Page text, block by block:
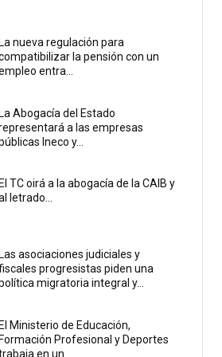
La nueva regulación para
la pensión con un
entra...
La Abogacía del Estado
a las empresas
Ineco y...
El TC oirá a la abogacía de la CAIB y
letrado...
Las asociaciones judiciales y
progresistas piden una
migratoria integral y...
El Ministerio de Educación,
Formación Profesional y Deportes
en un...